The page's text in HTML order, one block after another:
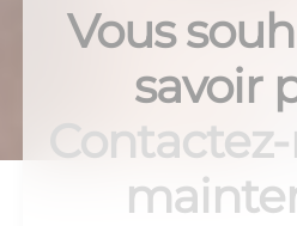
Vous
savoir